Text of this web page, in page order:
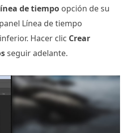
de tiempo opción de su
Línea de tiempo
Hacer clic Crear
seguir adelante.